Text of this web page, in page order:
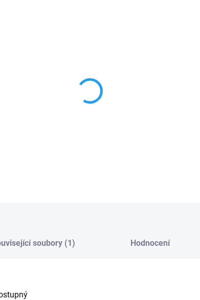
soubory (1) Hodnocení